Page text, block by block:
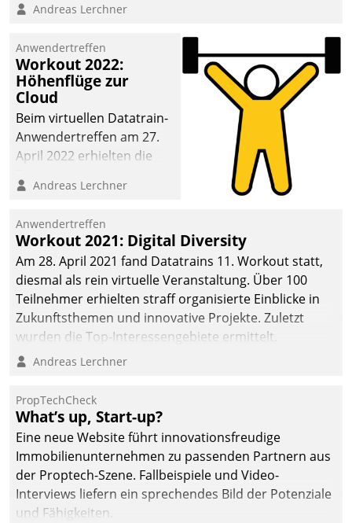
Andreas Lerchner
Anwendertreffen
Workout 2022:
Höhenflüge zur
Cloud
Beim virtuellen Datatrain-
Anwendertreffen am 27.
April 2022 erhielten die
Teilnehmer kurzweilige
Cloud-Strategien und -
Lösungen mit hohem
Zukunftspotenzial.
Andreas Lerchner
Anwendertreffen
Workout 2021: Digital Diversity
Am 28. April 2021 fand Datatrains 11. Workout statt,
diesmal als rein virtuelle Veranstaltung. Über 100
Teilnehmer erhielten straff organisierte Einblicke in
Zukunftsthemen und innovative Projekte. Zuletzt
wurden die Top-Interessengebiete ermittelt.
Andreas Lerchner
PropTechCheck
What’s up, Start-up?
Eine neue Website führt innovationsfreudige
Immobilienunternehmen zu passenden Partnern aus
der Proptech-Szene. Fallbeispiele und Video-
Interviews liefern ein sprechendes Bild der Potenziale
und Fähigkeiten.